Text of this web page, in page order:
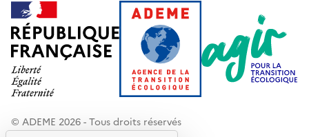
© ADEME 2026 - Tous droits réservés